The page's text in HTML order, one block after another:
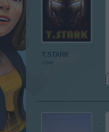
T.STARK
User